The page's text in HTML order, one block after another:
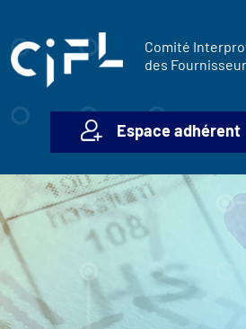
Comité
des
Espace adhérent